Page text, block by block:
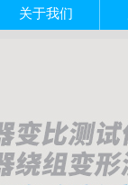
关于我们